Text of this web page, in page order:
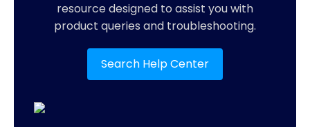
resource designed to assist you with
product queries and troubleshooting.
Search Help Center